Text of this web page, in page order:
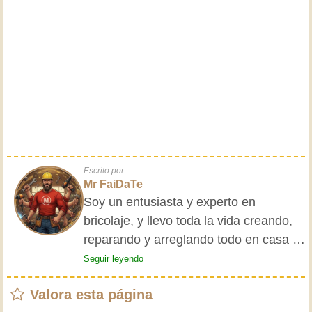
Escrito por
Mr FaiDaTe
Soy un entusiasta y experto en
bricolaje, y llevo toda la vida creando,
reparando y arreglando todo en casa y
para mis amigos. Mis abuelos me
enseñaron lo básico desde pequeño, y
desde entonces he adquirido una vasta
Seguir leyendo
Valora esta página